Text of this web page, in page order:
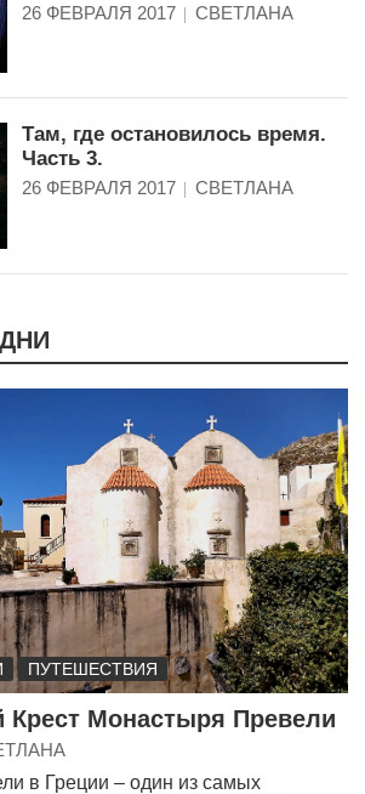
26 ФЕВРАЛЯ 2017 СВЕТЛАНА
Там, где остановилось время.
Часть 3.
26 ФЕВРАЛЯ 2017 СВЕТЛАНА
ПУТЕШЕСТВИЯ
Крест Монастыря Превели
в Греции – один из самых